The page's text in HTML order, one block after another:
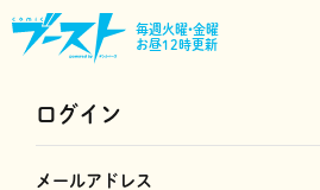
毎週火曜•金曜
お昼12時更新
ログイン
メールアドレス